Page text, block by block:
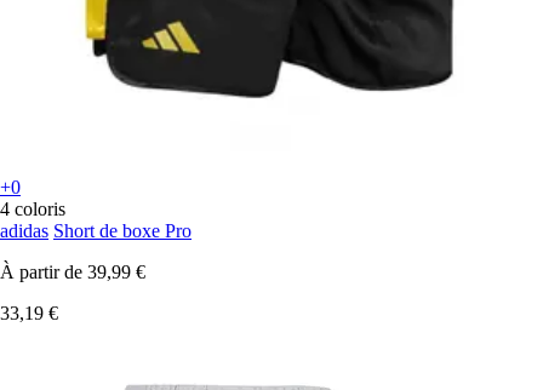
+0
4 coloris
adidas Short de boxe Pro
À partir de 39,99 €
33,19 €